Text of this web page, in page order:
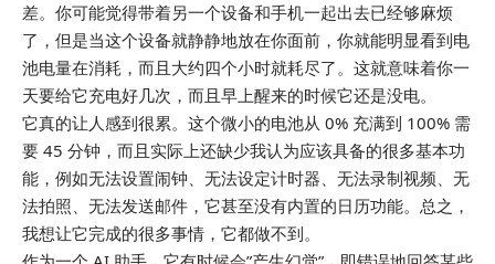
差。你可能觉得带着另一个设备和手机一起出去已经够麻烦
了，但是当这个设备就静静地放在你面前，你就能明显看到电
池电量在消耗，而且大约四个小时就耗尽了。这就意味着你一
天要给它充电好几次，而且早上醒来的时候它还是没电。
它真的让人感到很累。这个微小的电池从 0% 充满到 100% 需
要 45 分钟，而且实际上还缺少我认为应该具备的很多基本功
能，例如无法设置闹钟、无法设定计时器、无法录制视频、无
法拍照、无法发送邮件，它甚至没有内置的日历功能。总之，
我想让它完成的很多事情，它都做不到。